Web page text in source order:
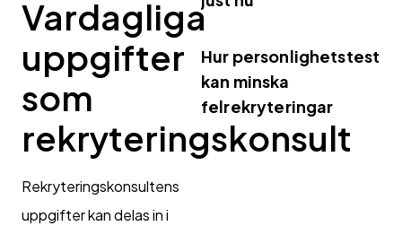
Vardagliga
uppgifter
som
rekryteringskonsult
Rekryteringskonsultens
uppgifter kan delas in i
Hur personlighetstest
kan minska
felrekryteringar